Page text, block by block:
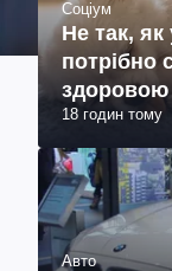
Соціум
Не так, як
потрібно
здоровою
18 годин тому
Авто